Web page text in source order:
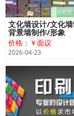
文化墙设计/文化
背景墙制作/形象
价格：￥面议
2026-04-23